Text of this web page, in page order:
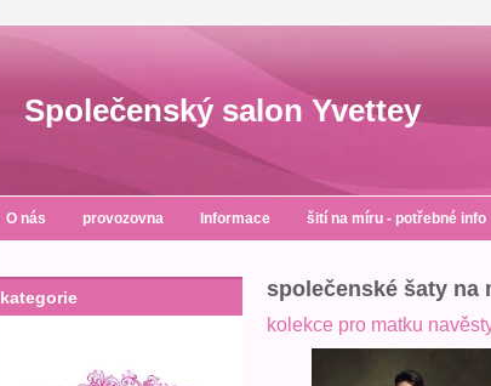
Společenský salon Yvettey
O nás provozovna Informace šití na míru - potřebné info
kategorie společenské šaty na
kolekce pro matku